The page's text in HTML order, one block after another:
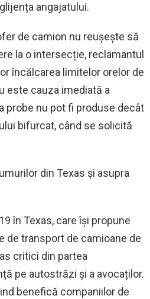
angajatului.
de camion nu reușește să
la o intersecție, reclamantul
încălcarea limitelor orelor de
este cauza imediată a
probe nu pot fi produse decât
bifurcat, când se solicită
din Texas și asupra
în Texas, care își propune
de transport de camioane de
critici din partea
pe autostrăzi și a avocaților.
benefică companiilor de